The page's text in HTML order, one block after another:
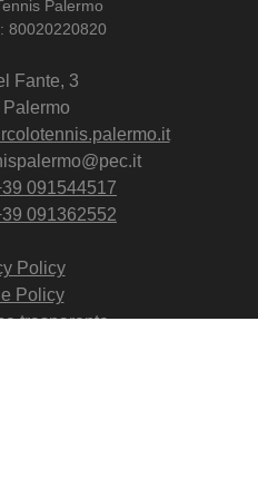
Palermo
80020220820
Fante, 3
091544517
091362552
Policy
Policy
trasparente